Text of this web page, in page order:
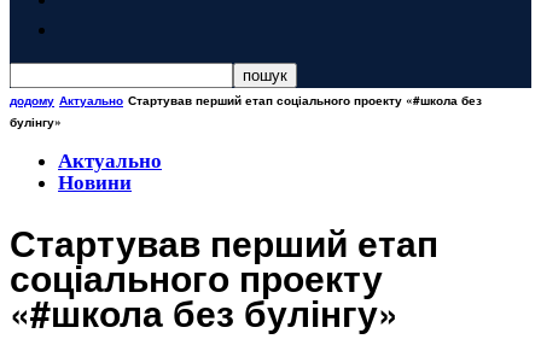
додому Актуально Стартував перший етап соціального проекту «#школа без
булінгу»
Актуально
Новини
Стартував перший етап
соціального проекту
«#школа без булінгу»